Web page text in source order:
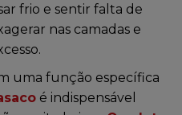
frio e sentir falta de
nas camadas e
uma função específica
é indispensável